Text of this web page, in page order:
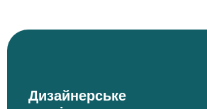
Дизайнерське